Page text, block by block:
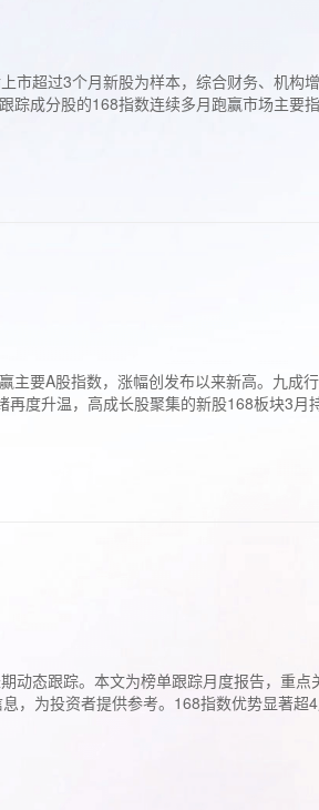
市超过3个月新股为样本，综合财务、机构
成分股的168指数连续多月跑赢市场主要
要A股指数，涨幅创发布以来新高。九成
度升温，高成长股聚集的新股168板块3月
动态跟踪。本文为榜单跟踪月度报告，重
，为投资者提供参考。168指数优势显著超